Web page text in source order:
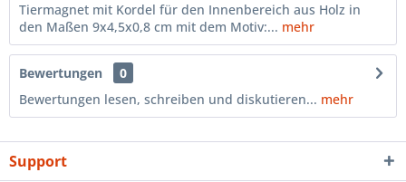
Tiermagnet mit Kordel für den Innenbereich aus Holz in
den Maßen 9x4,5x0,8 cm mit dem Motiv:... mehr
Bewertungen
0
Bewertungen lesen, schreiben und diskutieren... mehr
Support